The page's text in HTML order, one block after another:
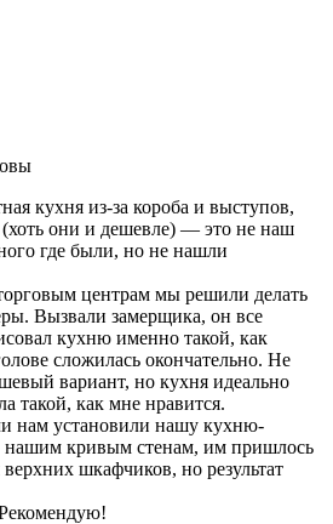
кухня из-за короба и выступов,
они и дешевле) — это не наш
где были, но не нашли
центрам мы решили делать
Вызвали замерщика, он все
кухню именно такой, как
сложилась окончательно. Не
вариант, но кухня идеально
такой, как мне нравится.
нам установили нашу кухню-
нашим кривым стенам, им пришлось
шкафчиков, но результат